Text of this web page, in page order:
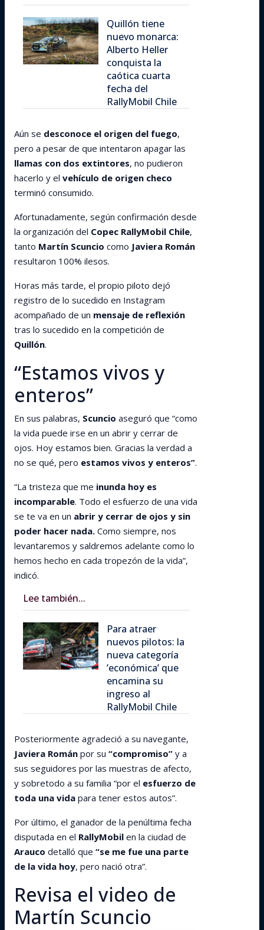
Quillón tiene
nuevo monarca:
Alberto Heller
conquista la
caótica cuarta
fecha del
RallyMobil Chile
Aún se desconoce el origen del fuego,
pero a pesar de que intentaron apagar las
llamas con dos extintores, no pudieron
hacerlo y el vehículo de origen checo
terminó consumido.
Afortunadamente, según confirmación desde
la organización del Copec RallyMobil Chile,
tanto Martín Scuncio como Javiera Román
resultaron 100% ilesos.
Horas más tarde, el propio piloto dejó
registro de lo sucedido en Instagram
acompañado de un mensaje de reflexión
tras lo sucedido en la competición de
Quillón.
“Estamos vivos y
enteros”
En sus palabras, Scuncio aseguró que “como
la vida puede irse en un abrir y cerrar de
ojos. Hoy estamos bien. Gracias la verdad a
no se qué, pero estamos vivos y enteros”.
“La tristeza que me inunda hoy es
incomparable. Todo el esfuerzo de una vida
se te va en un abrir y cerrar de ojos y sin
poder hacer nada. Como siempre, nos
levantaremos y saldremos adelante como lo
hemos hecho en cada tropezón de la vida”,
indicó.
Lee también...
Para atraer
nuevos pilotos: la
nueva categoría
’económica’ que
encamina su
ingreso al
RallyMobil Chile
Posteriormente agradeció a su navegante,
Javiera Román por su “compromiso” y a
sus seguidores por las muestras de afecto,
y sobretodo a su familia “por el esfuerzo de
toda una vida para tener estos autos”.
Por último, el ganador de la penúltima fecha
disputada en el RallyMobil en la ciudad de
Arauco detalló que “se me fue una parte
de la vida hoy, pero nació otra”.
Revisa el video de
Martín Scuncio